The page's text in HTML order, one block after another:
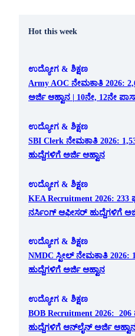
Hot this week
ಉದ್ಯೋಗ & ಶಿಕ್ಷಣ
Army AOC ನೇಮಕಾತಿ 2026:
ಅರ್ಜಿ ಆಹ್ವಾನ | 10ನೇ, 12ನೇ
ಉದ್ಯೋಗ & ಶಿಕ್ಷಣ
SBI Clerk ನೇಮಕಾತಿ
ಹುದ್ದೆಗಳಿಗೆ ಅರ್ಜಿ ಆಹ್ವಾನ
ಉದ್ಯೋಗ & ಶಿಕ್ಷಣ
KEA Recruitment 2026:
ನರ್ಸಿಂಗ್ ಆಫೀಸರ್ ಹುದ್ದೆಗಳಿಗೆ
ಉದ್ಯೋಗ & ಶಿಕ್ಷಣ
NMDC ಸ್ಟೀಲ್ ನೇಮಕಾತಿ 2026:
ಹುದ್ದೆಗಳಿಗೆ ಅರ್ಜಿ ಆಹ್ವಾನ
ಉದ್ಯೋಗ & ಶಿಕ್ಷಣ
BOB Recruitment 2026:
ಹುದ್ದೆಗಳಿಗೆ ಆನ್‌ಲೈನ್ ಅರ್ಜಿ